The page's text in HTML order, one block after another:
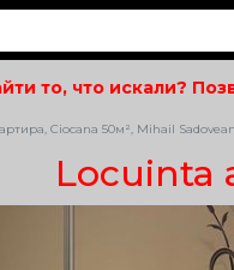
то, что искали?
Ciocana 50м², Mihail
Locuinta